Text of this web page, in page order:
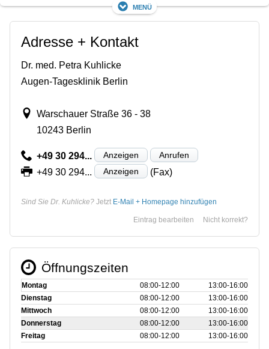
Menü
Adresse + Kontakt
Dr. med. Petra Kuhlicke
Augen-Tagesklinik Berlin
Warschauer Straße 36 - 38
10243 Berlin
+49 30 294... Anzeigen Anrufen
+49 30 294... Anzeigen (Fax)
Sind Sie Dr. Kuhlicke? Jetzt E-Mail + Homepage hinzufügen
Nicht korrekt?
Eintrag bearbeiten
Öffnungszeiten
Montag 08:00‑12:00
13:00‑16:00
Dienstag
08:00‑12:00
13:00‑16:00
Mittwoch
08:00‑12:00
13:00‑16:00
Donnerstag
08:00‑12:00
13:00‑16:00
Freitag
08:00‑12:00 13:00‑16:00